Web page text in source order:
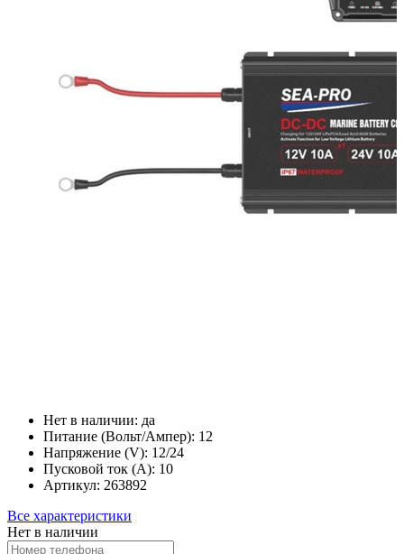
Нет в наличии: да
Питание (Вольт/Ампер): 12
Напряжение (V): 12/24
Пусковой ток (А): 10
Артикул: 263892
Все характеристики
Нет в наличии